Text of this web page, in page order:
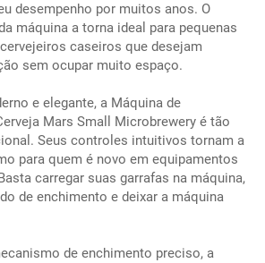
desempenho por muitos anos. O
máquina a torna ideal para pequenas
caseiros que desejam
sem ocupar muito espaço.
e elegante, a Máquina de
Mars Small Microbrewery é tão
Seus controles intuitivos tornam a
para quem é novo em equipamentos
carregar suas garrafas na máquina,
de enchimento e deixar a máquina
de enchimento preciso, a